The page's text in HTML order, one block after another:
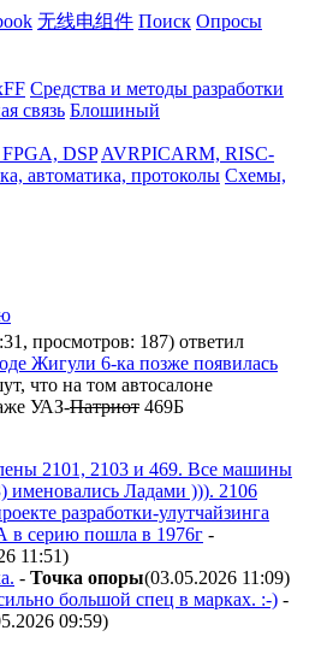
无线电组件 Поиск Опросы
Средства и методы разработки
связь Блошиный
DSP AVRPICARM, RISC-
автоматика, протоколы Схемы,
просмотров: 187) ответил
Жигули 6-ка позже появилась
что на том автосалоне
УАЗ-Патриот 469Б
2101, 2103 и 469. Все машины
именовались Ладами ))). 2106
разработки-улутчайзинга
в серию пошла в 1976г -
11:51)
- Toчкa oпopы(03.05.2026 11:09)
большой спец в марках. :-) -
09:59)